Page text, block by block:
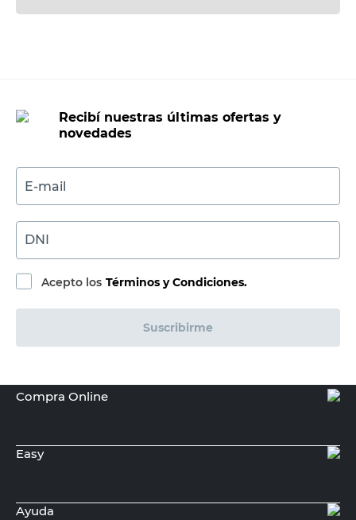
Recibí nuestras últimas ofertas y
novedades
E-mail
DNI
Acepto los Términos y Condiciones.
Suscribirme
Compra Online
Easy
Ayuda